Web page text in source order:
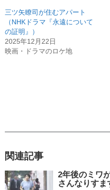
三ツ矢瞭司が住むアパート
（NHKドラマ『永遠について
の証明』）
2025年12月22日
映画・ドラマのロケ地
関連記事
2年後のミワ
さんなりすま